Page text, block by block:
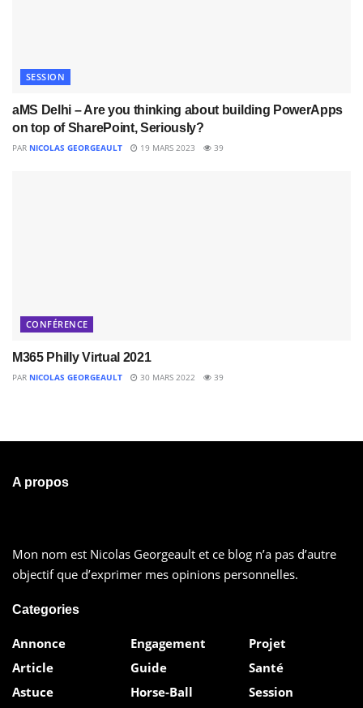
SESSION
aMS Delhi – Are you thinking about building PowerApps
on top of SharePoint, Seriously?
PAR NICOLAS GEORGEAULT 19 MARS 2023 39
CONFÉRENCE
M365 Philly Virtual 2021
PAR NICOLAS GEORGEAULT 30 MARS 2022 39
A propos
Mon nom est Nicolas Georgeault et ce blog n’a pas d’autre
objectif que d’exprimer mes opinions personnelles.
Categories
Annonce
Article
Astuce
Engagement
Guide
Horse-Ball
Projet
Santé
Session